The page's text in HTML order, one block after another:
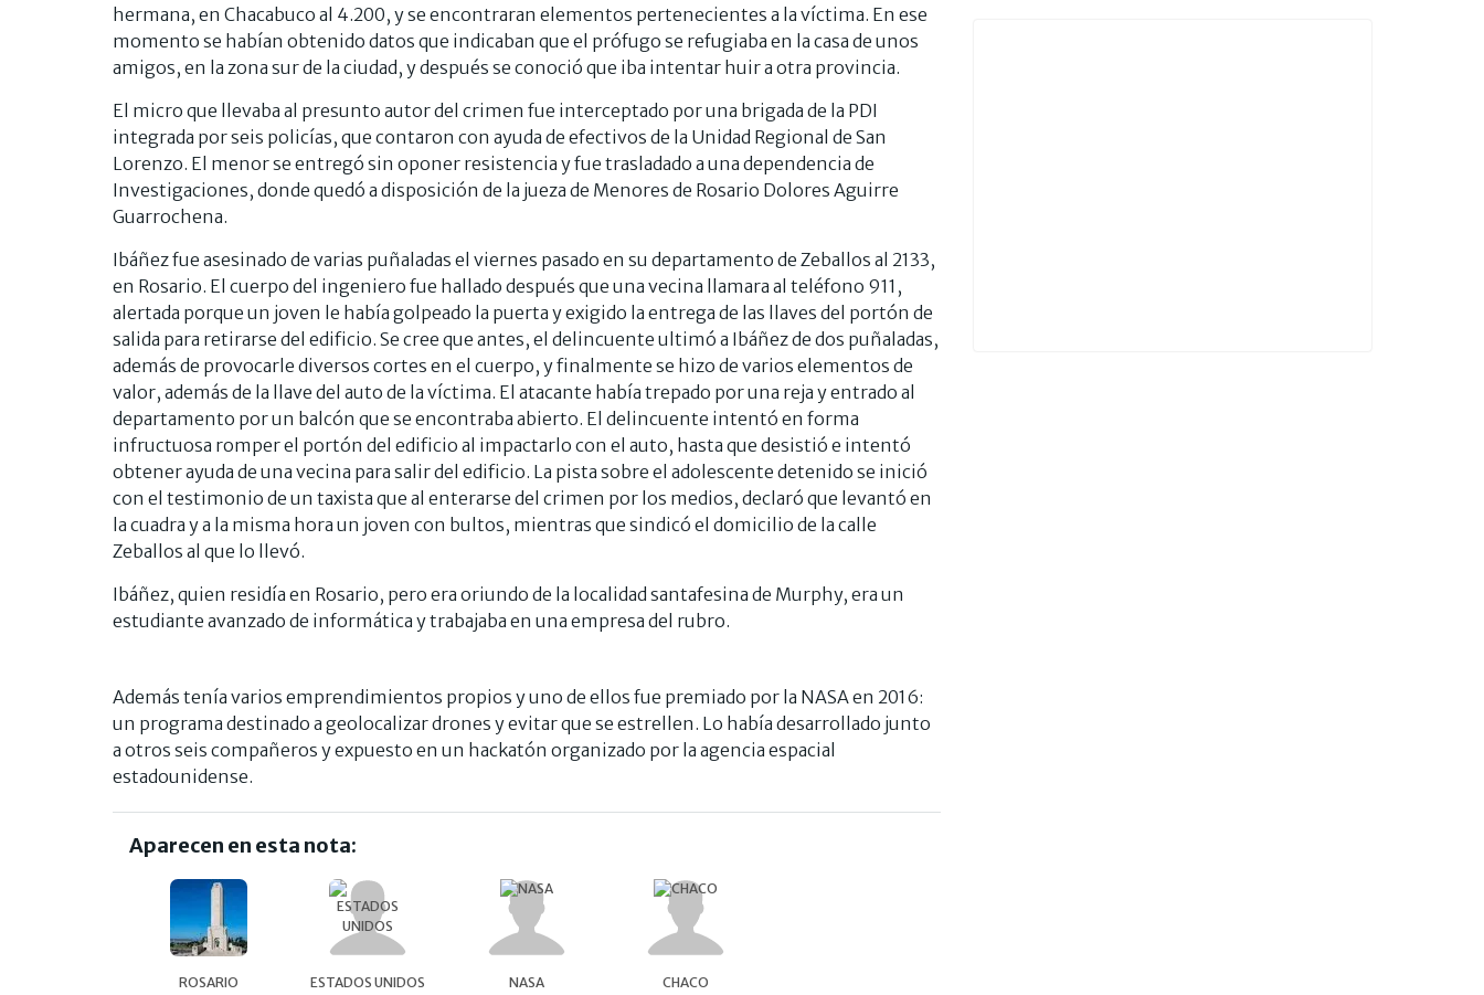
hermana, en Chacabuco al 4.200, y se encontraran elementos pertenecientes a la víctima. En ese
momento se habían obtenido datos que indicaban que el prófugo se refugiaba en la casa de unos
amigos, en la zona sur de la ciudad, y después se conoció que iba intentar huir a otra provincia.
El micro que llevaba al presunto autor del crimen fue interceptado por una brigada de la PDI
integrada por seis policías, que contaron con ayuda de efectivos de la Unidad Regional de San
Lorenzo. El menor se entregó sin oponer resistencia y fue trasladado a una dependencia de
Investigaciones, donde quedó a disposición de la jueza de Menores de Rosario Dolores Aguirre
Guarrochena.
Ibáñez fue asesinado de varias puñaladas el viernes pasado en su departamento de Zeballos al 2133,
en Rosario. El cuerpo del ingeniero fue hallado después que una vecina llamara al teléfono 911,
alertada porque un joven le había golpeado la puerta y exigido la entrega de las llaves del portón de
salida para retirarse del edificio. Se cree que antes, el delincuente ultimó a Ibáñez de dos puñaladas,
además de provocarle diversos cortes en el cuerpo, y finalmente se hizo de varios elementos de
valor, además de la llave del auto de la víctima. El atacante había trepado por una reja y entrado al
departamento por un balcón que se encontraba abierto. El delincuente intentó en forma
infructuosa romper el portón del edificio al impactarlo con el auto, hasta que desistió e intentó
obtener ayuda de una vecina para salir del edificio. La pista sobre el adolescente detenido se inició
con el testimonio de un taxista que al enterarse del crimen por los medios, declaró que levantó en
la cuadra y a la misma hora un joven con bultos, mientras que sindicó el domicilio de la calle
Zeballos al que lo llevó.
Ibáñez, quien residía en Rosario, pero era oriundo de la localidad santafesina de Murphy, era un
estudiante avanzado de informática y trabajaba en una empresa del rubro.
Además tenía varios emprendimientos propios y uno de ellos fue premiado por la NASA en 2016:
un programa destinado a geolocalizar drones y evitar que se estrellen. Lo había desarrollado junto
a otros seis compañeros y expuesto en un hackatón organizado por la agencia espacial
estadounidense.
Aparecen en esta nota:
ROSARIO ESTADOS UNIDOS NASA CHACO